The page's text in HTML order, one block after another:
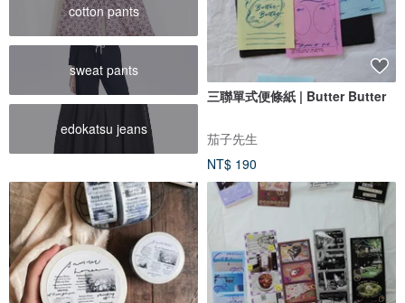
cotton pants
sweat pants
edokatsu jeans
三聯單式便條紙 | Butter Butter
茄子先生
NT$ 190